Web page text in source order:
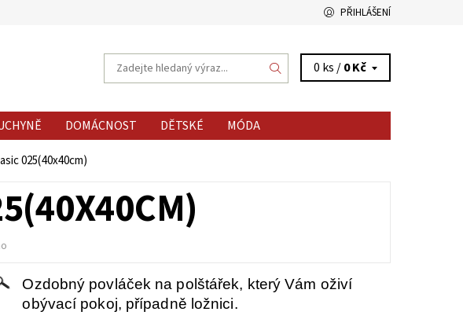
PŘIHLÁŠENÍ
0 ks /0 Kč
DOMÁCNOST DĚTSKÉ
MÓDA
025(40x40cm)
Ozdobný povláček na polštářek, který Vám oživí
obývací pokoj, případně ložnici.